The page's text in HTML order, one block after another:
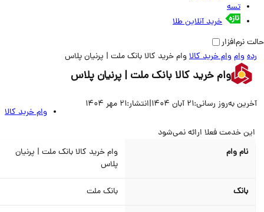
تسه
خرید آنلاین طلا
وام وام خرید کالاوام خرید کالا بانک ملت | پرنیان پلاس
وام خرید کالا بانک ملت | پرنیان پلاس
به‌روز رسانی:21 آبان 1404 |انتشار:21 مهر 1404
وام خرید کالا
خدمت فعلا ارائه نمی‌شود
نام وام
وام خرید کالا بانک ملت | پرنیان
پلاس
بانک بانک ملت